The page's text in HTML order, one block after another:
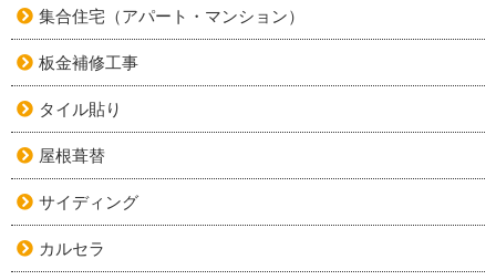
集合住宅（アパート・マンション）
板金補修工事
タイル貼り
屋根葺替
サイディング
カルセラ